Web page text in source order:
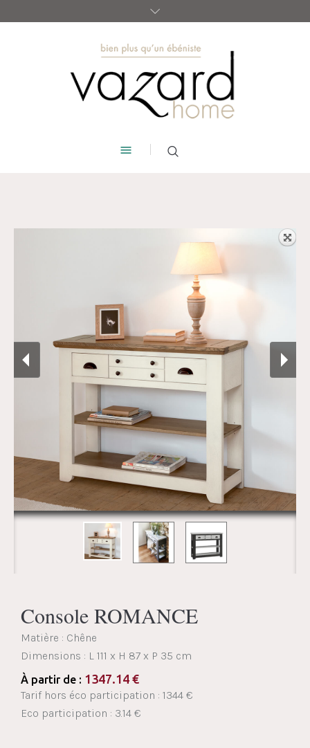
Console ROMANCE
Matière : Chêne
Dimensions : L 111 x H 87 x P 35 cm
À partir de : 1347.14 €
Tarif hors éco participation : 1344 €
Eco participation : 3.14 €